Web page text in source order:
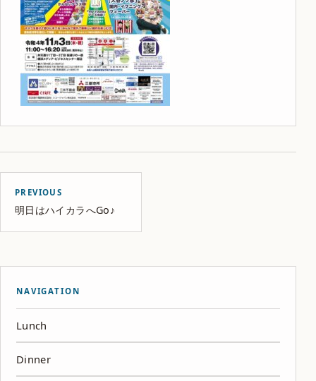
PREVIOUS
明日はハイカラへGo♪
NAVIGATION
Lunch
Dinner